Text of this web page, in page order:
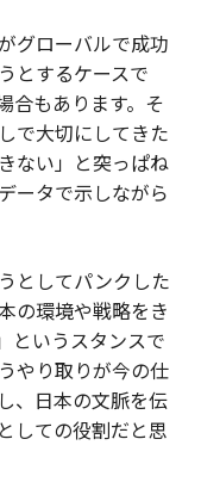
グローバルで成功
とするケースで
合もあります。そ
で大切にしてきた
ない」と突っぱね
ータで示しながら
としてパンクした
の環境や戦略をき
というスタンスで
やり取りが今の仕
、日本の文脈を伝
しての役割だと思